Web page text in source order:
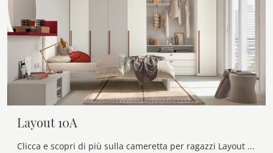
Layout 10A
Clicca e scopri di più sulla cameretta per ragazzi Layout 10A! Le Camerette su misura Doimo Cityline ti attendono.